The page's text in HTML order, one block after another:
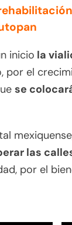
inicio la
por el
se
las
por el